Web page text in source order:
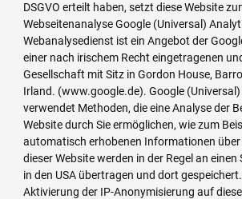
DSGVO erteilt haben, setzt diese Website
Webseitenanalyse Google (Universal)
Webanalysedienst ist ein Angebot der
einer nach irischem Recht eingetragenen
Gesellschaft mit Sitz in Gordon House,
Irland. (www.google.de). Google
verwendet Methoden, die eine Analyse der
Website durch Sie ermöglichen, wie zum
automatisch erhobenen Informationen
dieser Website werden in der Regel an einen
in den USA übertragen und dort
Aktivierung der IP-Anonymisierung auf